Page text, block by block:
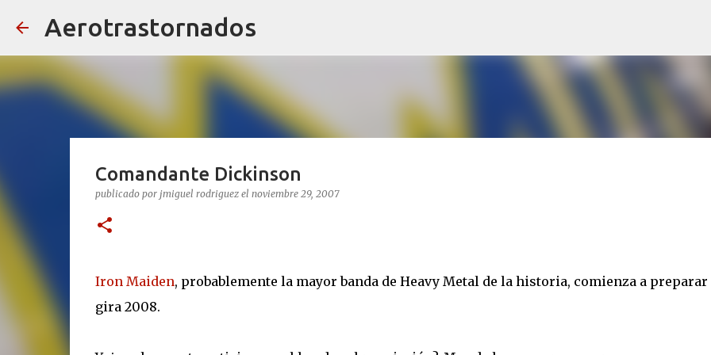
Aerotrastornados
Comandante Dickinson
publicado por jmiguel rodriguez el noviembre 29, 2007
Iron Maiden, probablemente la mayor banda de Heavy Metal de la historia, comienza a preparar
gira 2008.